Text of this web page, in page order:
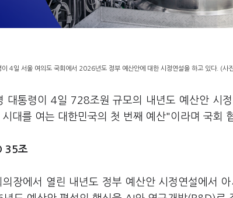
이 4일 서울 여의도 국회에서 2026년도 정부 예산안에 대한 시정연설을 하고 있다. (사
대통령이 4일 728조원 규모의 내년도 예산안 시
대를 여는 대한민국의 첫 번째 예산"이라며 국회
35조
장에서 열린 내년도 정부 예산안 시정연설에서